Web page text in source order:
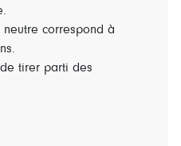
correspond à
tirer parti des